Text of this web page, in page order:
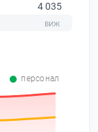
4 035
персонал